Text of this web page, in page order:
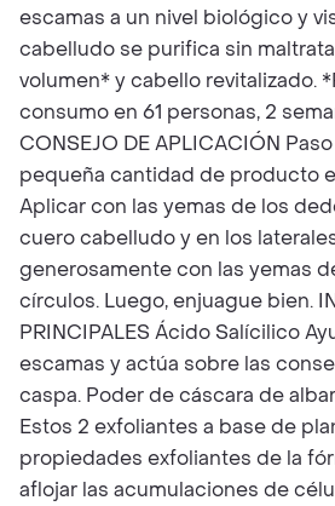
escamas a un nivel biológico y
cabelludo se purifica sin
volumen* y cabello revitalizado.
consumo en 61 personas, 2
CONSEJO DE APLICACIÓN Paso
pequeña cantidad de producto
Aplicar con las yemas de los
cuero cabelludo y en los
generosamente con las yemas
círculos. Luego, enjuague bien.
PRINCIPALES Ácido Salícilico
escamas y actúa sobre las
caspa. Poder de cáscara de
Estos 2 exfoliantes a base de
propiedades exfoliantes de la
aflojar las acumulaciones de